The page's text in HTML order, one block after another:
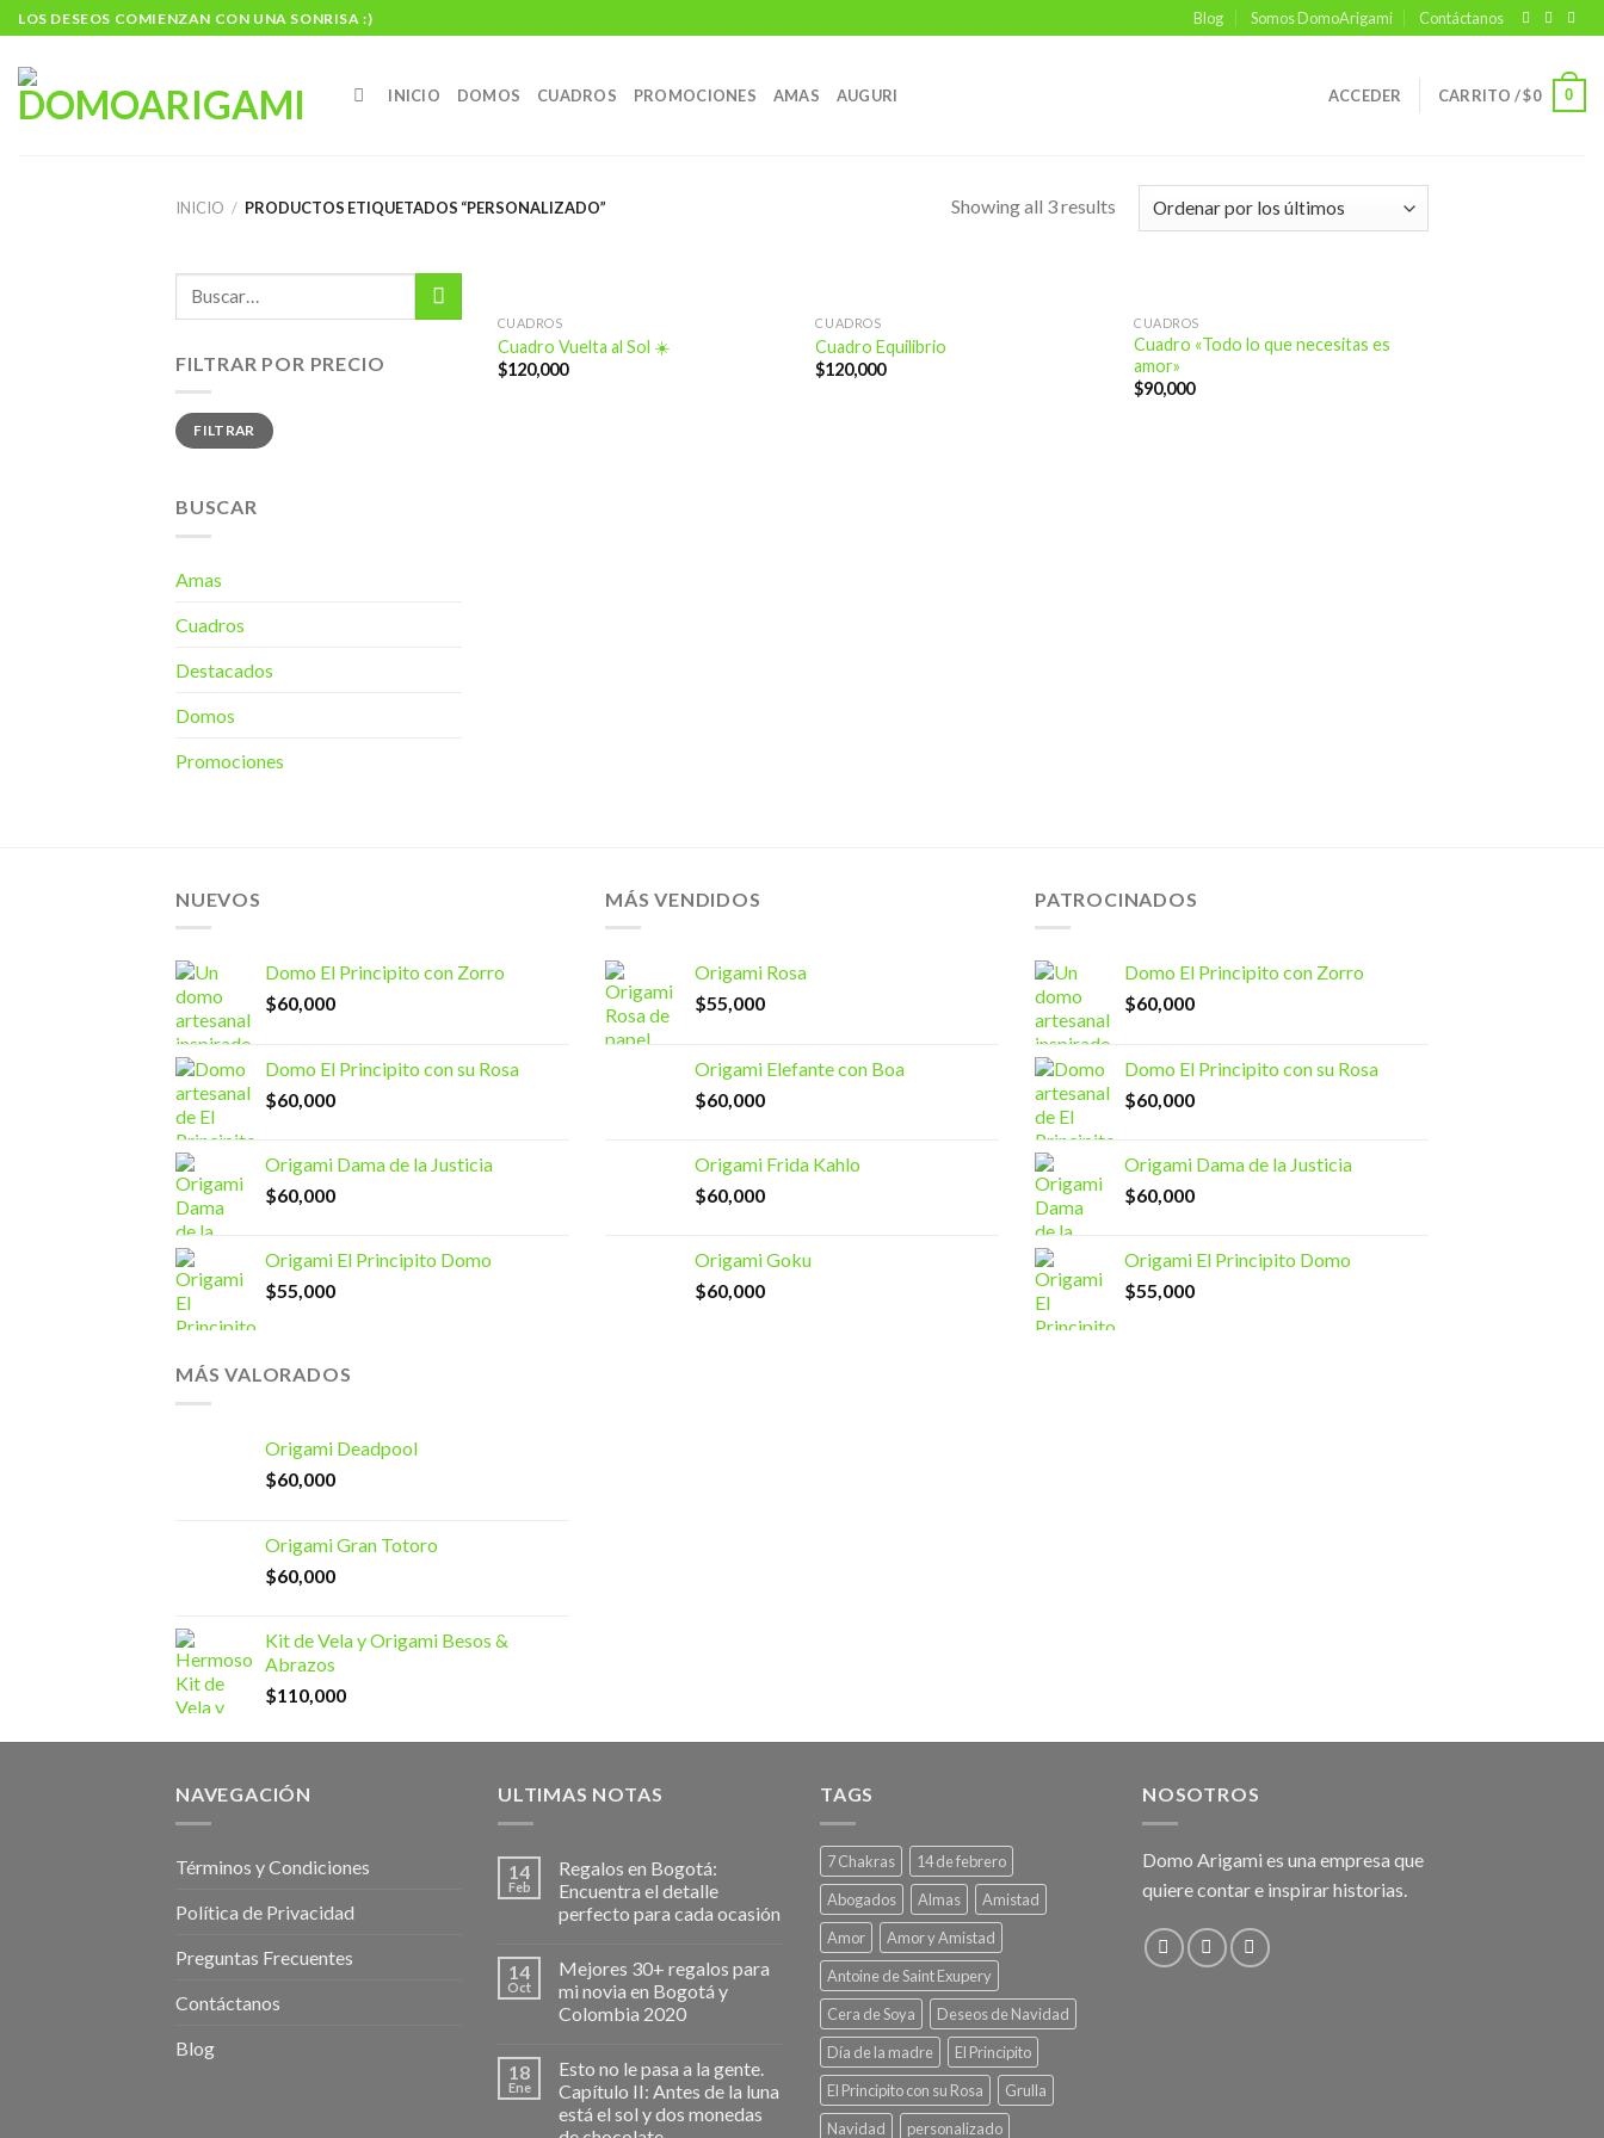
Skip
to
content
LOS DESEOS COMIENZAN CON UNA SONRISA :) Blog Somos DomoArigami Contáctanos
INICIO DOMOS CUADROS PROMOCIONES AMAS AUGURI ACCEDER CARRITO /$0 0
INICIO / PRODUCTOS ETIQUETADOS “PERSONALIZADO” Showing all 3 results
FILTRAR POR PRECIO
Precio
mínimo
Precio
máximo
FILTRAR
BUSCAR
Amas
Cuadros
Destacados
Domos
Promociones
CUADROS
Cuadro Vuelta al Sol ☀️
$120,000
CUADROS
Cuadro Equilibrio
$120,000
CUADROS
Cuadro «Todo lo que necesitas es
amor»
$90,000
NUEVOS
Domo El Principito con Zorro
$60,000
Domo El Principito con su Rosa
$60,000
Origami Dama de la Justicia
$60,000
Origami El Principito Domo
$55,000
MÁS VENDIDOS
Origami Rosa
$55,000
Origami Elefante con Boa
$60,000
Origami Frida Kahlo
$60,000
Origami Goku
$60,000
PATROCINADOS
Domo El Principito con Zorro
$60,000
Domo El Principito con su Rosa
$60,000
Origami Dama de la Justicia
$60,000
Origami El Principito Domo
$55,000
MÁS VALORADOS
Origami Deadpool
$60,000
Origami Gran Totoro
$60,000
Kit de Vela y Origami Besos &
Abrazos
$110,000
NAVEGACIÓN
Términos y Condiciones
Política de Privacidad
Preguntas Frecuentes
Contáctanos
Blog
ULTIMAS NOTAS
14
Feb
Regalos en Bogotá:
Encuentra el detalle
perfecto para cada ocasión
14
Oct
Mejores 30+ regalos para
mi novia en Bogotá y
Colombia 2020
18
Ene
Esto no le pasa a la gente.
Capítulo II: Antes de la luna
está el sol y dos monedas
TAGS
7 Chakras
14 de febrero
Abogados
Almas
Amistad
Amor
Amor y Amistad
Antoine de Saint Exupery
Cera de Soya
Deseos de Navidad
Día de la madre
El Principito
El Principito con su Rosa
Grulla
Navidad
personalizado
NOSOTROS
Domo Arigami es una empresa que
quiere contar e inspirar historias.